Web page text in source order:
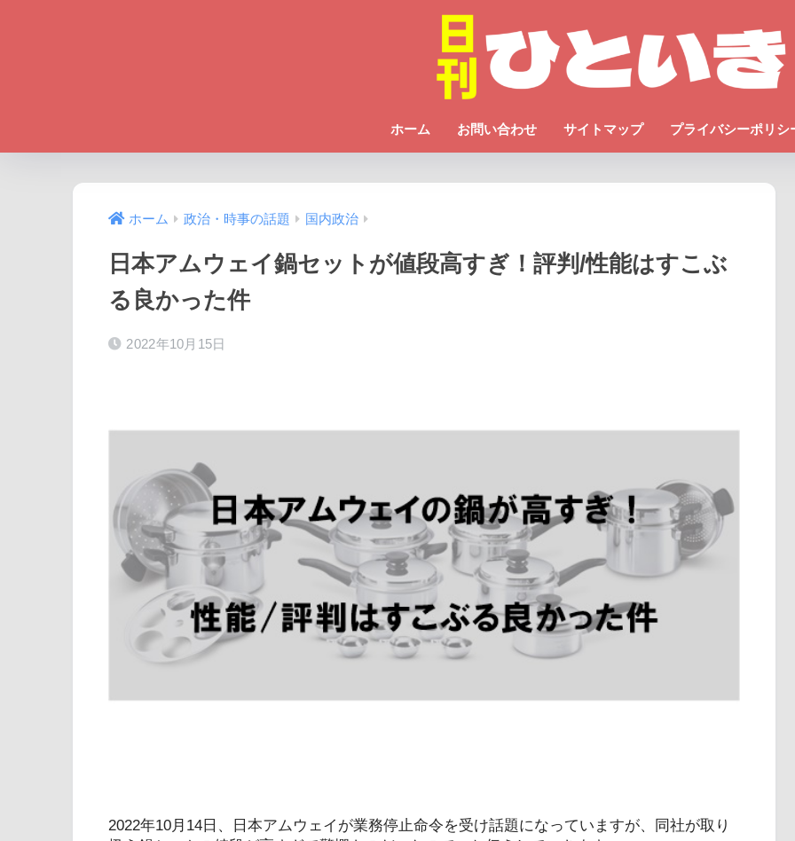
ホーム お問い合わせ サイトマップ プライバシーポリシ
ホーム 政治・時事の話題 国内政治
日本アムウェイ鍋セットが値段高すぎ！評判/性能はすこぶ
る良かった件
2022年10月15日
2022年10月14日、日本アムウェイが業務停止命令を受け話題になっていますが、同社が取り